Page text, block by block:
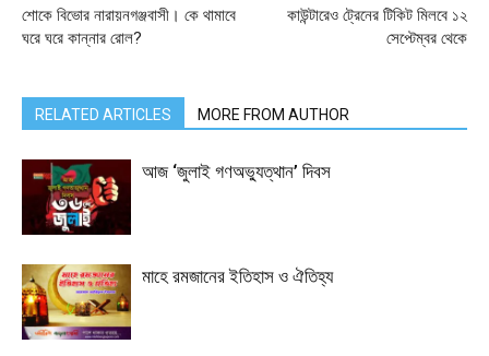
শোকে বিভোর নারায়নগঞ্জবাসী। কে থামাবে
ঘরে ঘরে কান্নার রোল?
কাউন্টারেও ট্রেনের টিকিট মিলবে ১২
সেপ্টেম্বর থেকে
RELATED ARTICLES MORE FROM AUTHOR
আজ ‘জুলাই গণঅভ্যুত্থান’ দিবস
মাহে রমজানের ইতিহাস ও ঐতিহ্য